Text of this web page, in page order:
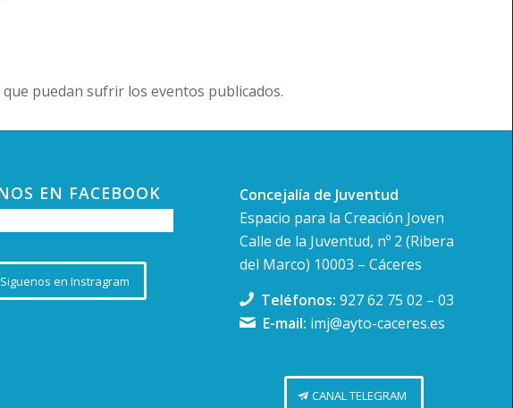
que puedan sufrir los eventos publicados.
EN FACEBOOK
Siguenos en Instragram
Concejalía de Juventud
Espacio para la Creación Joven
Calle de la Juventud, nº 2 (Ribera
del Marco) 10003 – Cáceres
Teléfonos: 927 62 75 02 –03
E-mail: imj@ayto-caceres.es
CANAL TELEGRAM